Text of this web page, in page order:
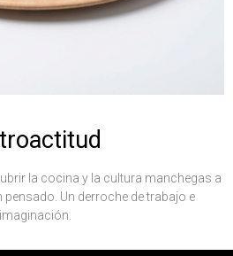
la cocina y la cultura manchegas a
pensado. Un derroche de trabajo e
imaginación.